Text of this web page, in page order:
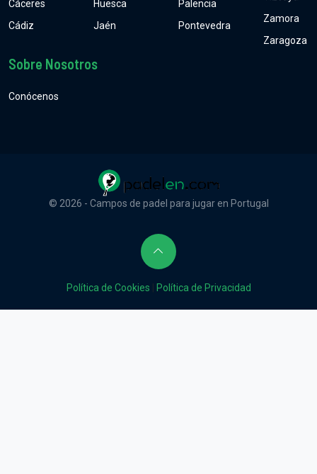
Cáceres
Cádiz
Huesca
Jaén
Palencia
Pontevedra
Zamora
Zaragoza
Sobre Nosotros
Conócenos
© 2026 - Campos de padel para jugar en Portugal
Política de Cookies Política de Privacidad